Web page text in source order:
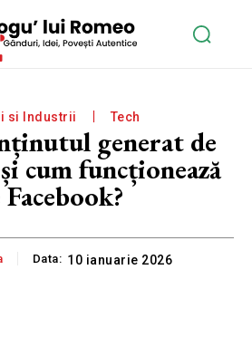
si Industrii Tech
generat de
cum funcționează
Facebook?
Data: 10 ianuarie 2026